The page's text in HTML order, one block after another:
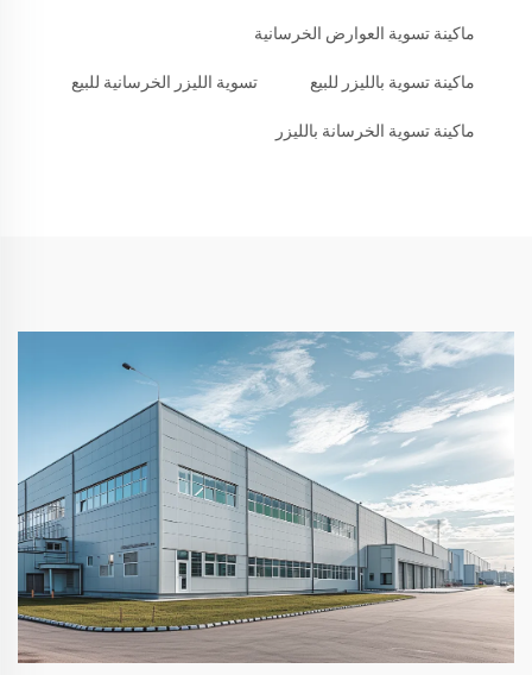
ماكينة تسوية العوارض الخرسانية
ماكينة تسوية بالليزر للبيع تسوية الليزر الخرسانية للبيع
ماكينة تسوية الخرسانة بالليزر